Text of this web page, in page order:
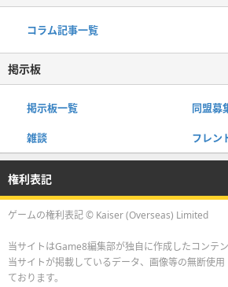
コラム記事一覧
掲示板
掲示板一覧 同盟募
雑談 フレン
権利表記
ゲームの権利表記 © Kaiser (Overseas) Limited
当サイトはGame8編集部が独自に作成したコンテ
当サイトが掲載しているデータ、画像等の無断使
ております。